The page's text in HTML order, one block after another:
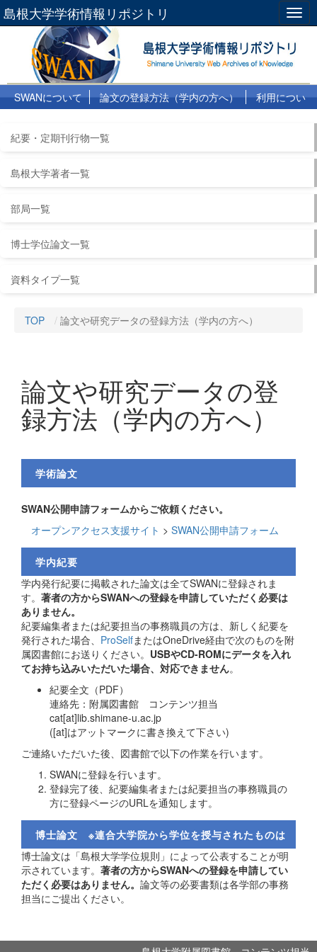
島根大学学術情報リポジトリ
SWANについて 論文の登録方法（学内の方へ）
利用につい
紀要・定期刊行物一覧
島根大学著者一覧
部局一覧
博士学位論文一覧
資料タイプ一覧
TOP 論文や研究データの登録方法（学内の方へ）
論文や研究データの登
録方法（学内の方へ）
学術論文
SWAN公開申請フォームからご依頼ください。
オープンアクセス支援サイト > SWAN公開申請フォーム
学内紀要
学内発行紀要に掲載された論文は全てSWANに登録されま
す。 著者の方からSWANへの登録を申請していただく必要は
ありません。
紀要編集者または紀要担当の事務職員の方は、新しく紀要を
発行された場合、 ProSelfまたはOneDrive経由で次のものを附
属図書館にお送りください。 USBやCD-ROMにデータを入れ
てお持ち込みいただいた場合、対応できません。
紀要全文（PDF）
連絡先：附属図書館 コンテンツ担当
cat[at]lib.shimane-u.ac.jp
([at]はアットマークに書き換えて下さい)
ご連絡いただいた後、図書館で以下の作業を行います。
SWANに登録を行います。
登録完了後、紀要編集者または紀要担当の事務職員の
方に登録ページのURLを通知します。
博士論文 ※連合大学院から学位を授与されたものは
除く
博士論文は「島根大学学位規則」によって公表することが明
示されています。 著者の方からSWANへの登録を申請してい
ただく必要はありません。 論文等の必要書類は各学部の事務
担当にご提出ください。